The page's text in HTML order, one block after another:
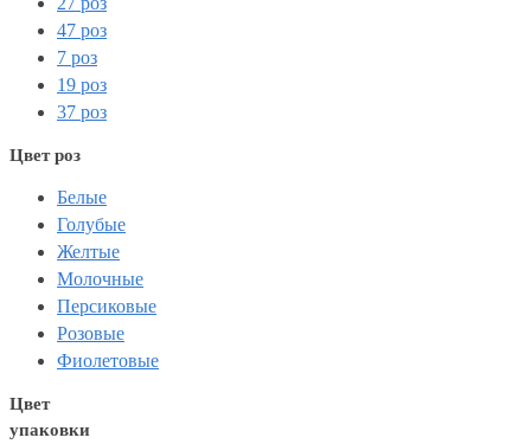
47 роз
7 роз
19 роз
37 роз
Цвет роз
Белые
Голубые
Желтые
Молочные
Персиковые
Розовые
Фиолетовые
Цвет
упаковки